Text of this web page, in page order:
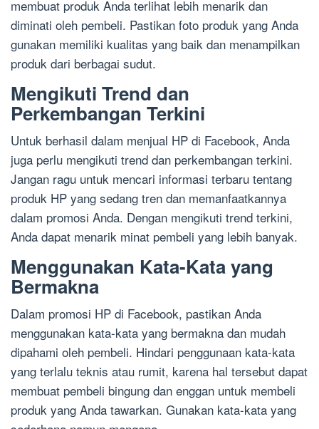
membuat produk Anda terlihat lebih menarik dan
diminati oleh pembeli. Pastikan foto produk yang Anda
gunakan memiliki kualitas yang baik dan menampilkan
produk dari berbagai sudut.
Mengikuti Trend dan
Perkembangan Terkini
Untuk berhasil dalam menjual HP di Facebook, Anda
juga perlu mengikuti trend dan perkembangan terkini.
Jangan ragu untuk mencari informasi terbaru tentang
produk HP yang sedang tren dan memanfaatkannya
dalam promosi Anda. Dengan mengikuti trend terkini,
Anda dapat menarik minat pembeli yang lebih banyak.
Menggunakan Kata-Kata yang
Bermakna
Dalam promosi HP di Facebook, pastikan Anda
menggunakan kata-kata yang bermakna dan mudah
dipahami oleh pembeli. Hindari penggunaan kata-kata
yang terlalu teknis atau rumit, karena hal tersebut dapat
membuat pembeli bingung dan enggan untuk membeli
produk yang Anda tawarkan. Gunakan kata-kata yang